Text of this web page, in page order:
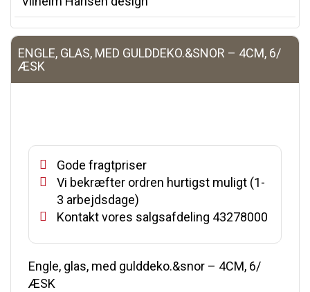
ENGLE, GLAS, MED GULDDEKO.&SNOR – 4CM, 6/
ÆSK
Gode fragtpriser
Vi bekræfter ordren hurtigst muligt (1-
3 arbejdsdage)
Kontakt vores salgsafdeling 43278000
Engle, glas, med gulddeko.&snor – 4CM, 6/
ÆSK